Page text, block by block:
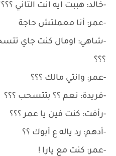
-خالد: هببت ايه انت التاني
-عمر: أنا معملتش حاجة
-شاهي: اومال كنت جاي
؟؟؟
-عمر: وانتي مالك ؟؟؟
-فريدة: نعم ؟؟ بتتسحب ؟؟؟
-رأفت: كنت فين يا عمر ؟؟؟
-أدهم: رد ياله ع أبوك ؟؟
-عمر: كنت مع يارا !